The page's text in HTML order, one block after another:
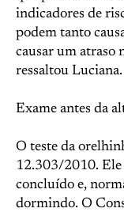
indicadores de
podem tanto
causar um atraso
ressaltou Luciana.
Exame antes da
O teste da
12.303/2010. Ele
concluído e,
dormindo. O